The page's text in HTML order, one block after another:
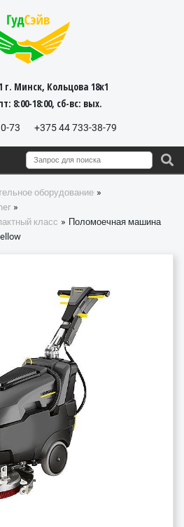
г. Минск, Кольцова 18к1
8:00-18:00, cб-вс: вых.
+375 44 733-38-79
73
оборудование »
»
класс » Поломоечная машина